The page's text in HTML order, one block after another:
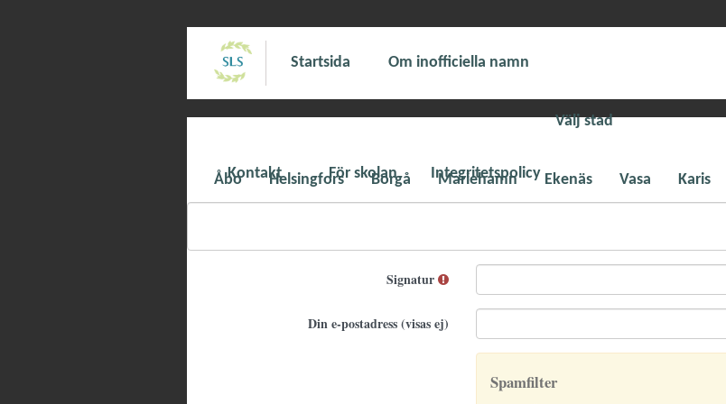
Startsida Om inofficiella namn
Välj stad
Åbo Helsingfors Borgå Mariehamn Ekenäs Vasa Karis
Kontakt För skolan Integritetspolicy
Signatur
Din e-postadress (visas ej)
Spamfilter